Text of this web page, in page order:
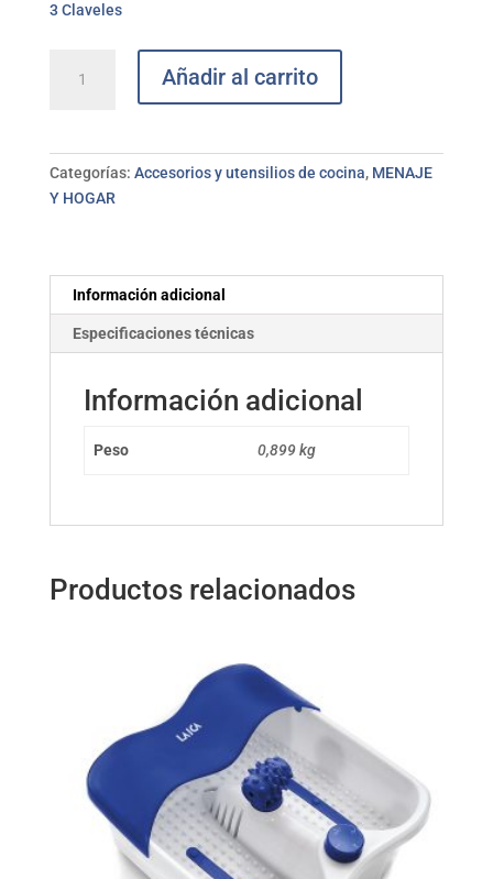
3 Claveles
utensilios
giratorio
Añadir al carrito
Categorías: Accesorios y utensilios de cocina, MENAJE
Y HOGAR
Información adicional
Especificaciones técnicas
Información adicional
Peso 0,899 kg
Productos relacionados